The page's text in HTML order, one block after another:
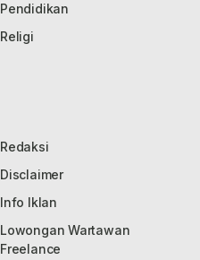
Pendidikan
Religi
Redaksi
Disclaimer
Info Iklan
Lowongan Wartawan
Freelance